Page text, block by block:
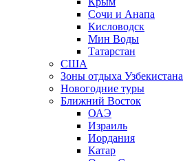
Сочи и Анапа
Кисловодск
Мин Воды
Татарстан
США
Зоны отдыха Узбекистана
Новогодние туры
Ближний Восток
ОАЭ
Израиль
Иордания
Катар